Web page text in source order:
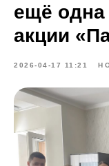
ещё одна
акции
2026-04-17 11:21